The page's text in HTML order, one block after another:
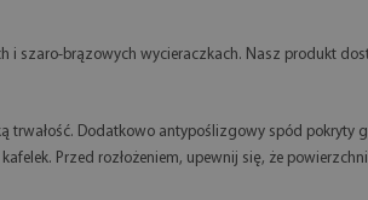
i szaro-brązowych wycieraczkach. Nasz produkt
trwałość. Dodatkowo antypoślizgowy spód
Przed rozłożeniem, upewnij się, że